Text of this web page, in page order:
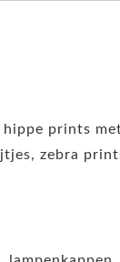
prints
zebra